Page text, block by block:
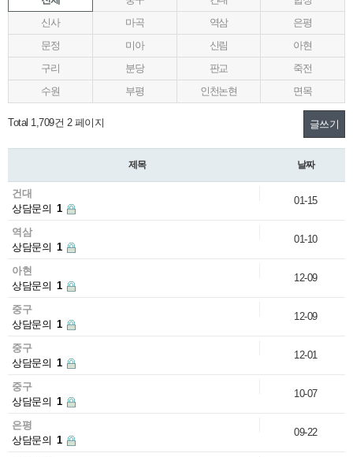
신사
마곡 역삼
은평
문정
미아 신림
아현
구리
분당 판교
죽전
수원
부평 인천논현 면목
Total 1,709건 2 페이지 글쓰기
제목 날짜
건대
상담문의 1
01-15
역삼
상담문의 1
01-10
아현
상담문의 1
12-09
중구
상담문의 1
12-09
중구
상담문의 1
12-01
중구
상담문의 1
10-07
은평
상담문의 1
09-22